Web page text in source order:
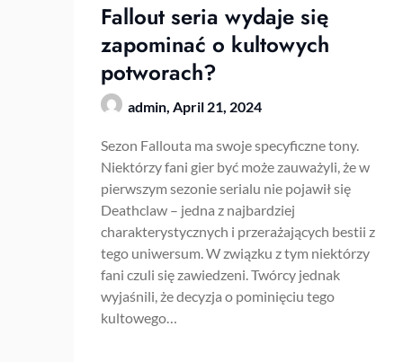
Fallout seria wydaje się
zapominać o kultowych
potworach?
admin, April 21, 2024
Sezon Fallouta ma swoje specyficzne tony.
Niektórzy fani gier być może zauważyli, że w
pierwszym sezonie serialu nie pojawił się
Deathclaw – jedna z najbardziej
charakterystycznych i przerażających bestii z
tego uniwersum. W związku z tym niektórzy
fani czuli się zawiedzeni. Twórcy jednak
wyjaśnili, że decyzja o pominięciu tego
kultowego…